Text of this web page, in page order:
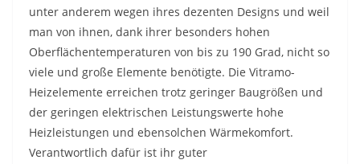
unter anderem wegen ihres dezenten Designs und weil
man von ihnen, dank ihrer besonders hohen
Oberflächentemperaturen von bis zu 190 Grad, nicht so
viele und große Elemente benötigte. Die Vitramo-
Heizelemente erreichen trotz geringer Baugrößen und
der geringen elektrischen Leistungswerte hohe
Heizleistungen und ebensolchen Wärmekomfort.
Verantwortlich dafür ist ihr guter